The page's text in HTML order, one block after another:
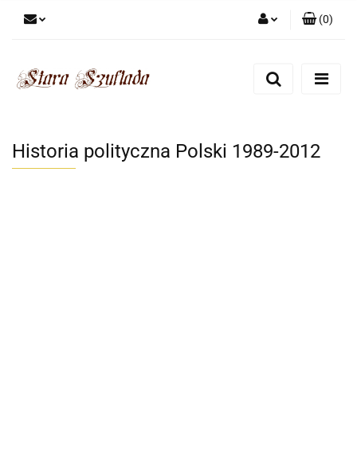
Zarejestruj się
(0)
Historia polityczna Polski 1989-2012